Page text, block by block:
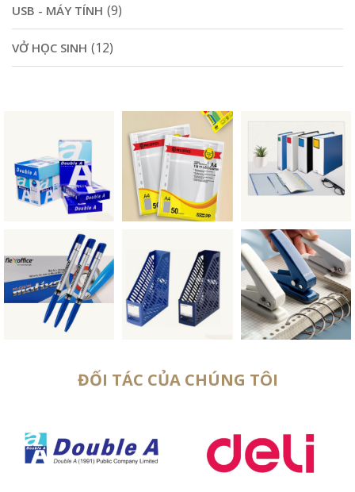
USB - MÁY TÍNH (9)
VỞ HỌC SINH (12)
ĐỐI TÁC CỦA CHÚNG TÔI